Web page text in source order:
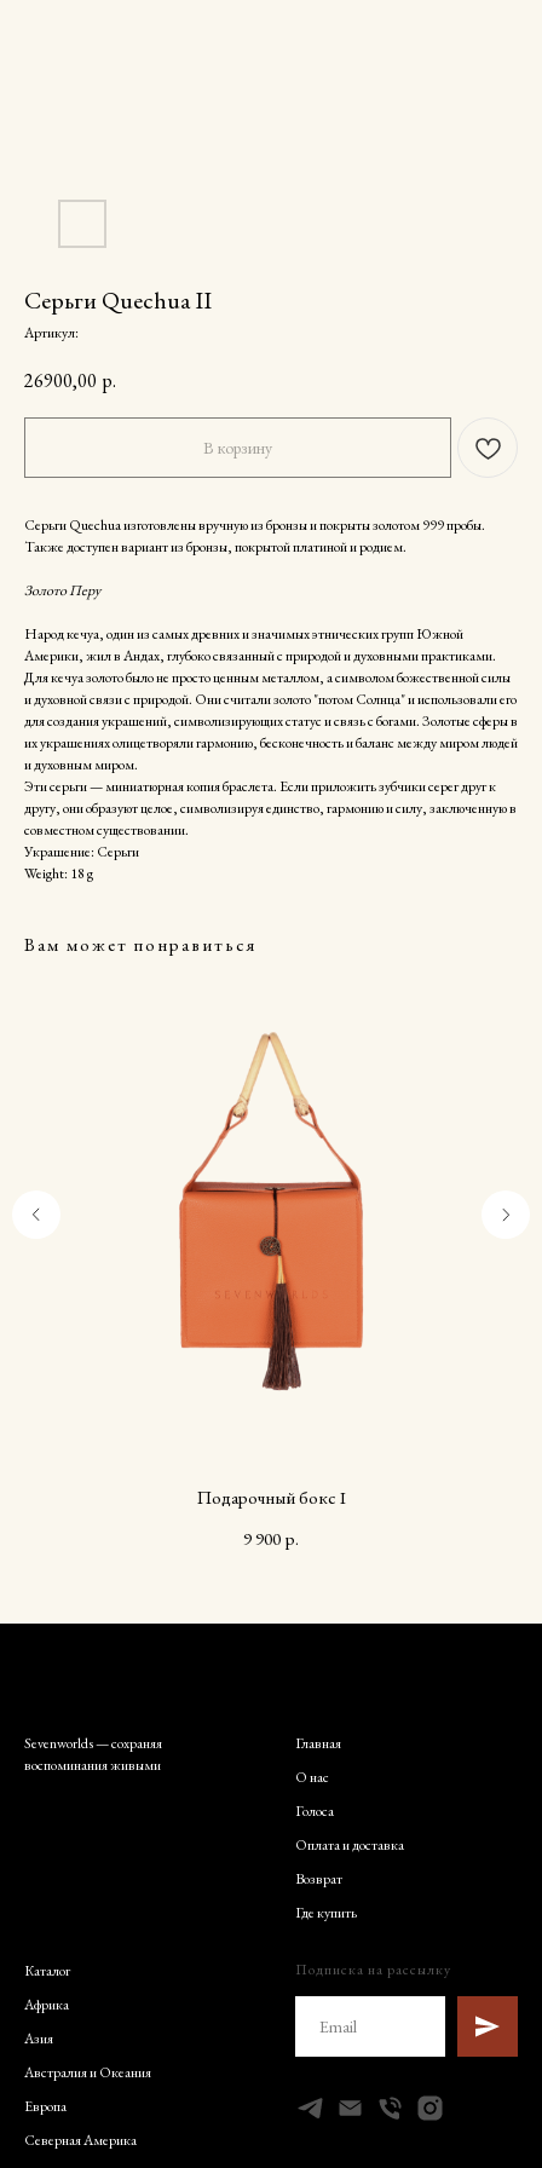
Серьги Quechua II
Артикул:
26900,00 р.
В корзину
Серьги Quechua изготовлены вручную из бронзы и покрыты золотом 999 пробы.
Также доступен вариант из бронзы, покрытой платиной и родием.
Золото Перу
Народ кечуа, один из самых древних и значимых этнических групп Южной
Америки, жил в Андах, глубоко связанный с природой и духовными практиками.
Для кечуа золото было не просто ценным металлом, а символом божественной силы
и духовной связи с природой. Они считали золото "потом Солнца" и использовали его
для создания украшений, символизирующих статус и связь с богами. Золотые сферы в
их украшениях олицетворяли гармонию, бесконечность и баланс между миром людей
и духовным миром.
Эти серьги — миниатюрная копия браслета. Если приложить зубчики серег друг к
другу, они образуют целое, символизируя единство, гармонию и силу, заключенную в
совместном существовании.
Украшение: Серьги
Weight: 18 g
Вам может понравиться
Подарочный бокс I
9 900 р.
Sevenworlds — сохраняя
воспоминания живыми
Главная
О нас
Голоса
Оплата и доставка
Возврат
Где купить
Каталог
Африка
Азия
Австралия и Океания
Европа
Северная Америка
Подписка на рассылку